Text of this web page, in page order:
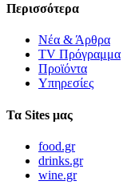
Περισσότερα
Νέα & Άρθρα
TV Πρόγραμμα
Προϊόντα
Υπηρεσίες
Τα Sites μας
food.gr
drinks.gr
wine.gr